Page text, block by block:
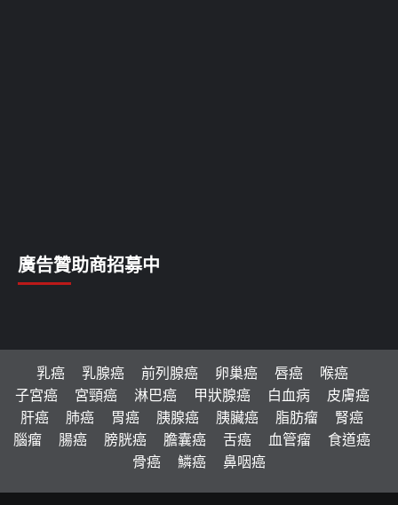
廣告贊助商招募中
乳癌 乳腺癌 前列腺癌 卵巢癌 唇癌
喉癌
子宮癌
宮頸癌 淋巴癌 甲狀腺癌 白血病
皮膚癌
肝癌
肺癌 胃癌 胰腺癌 胰臟癌 脂肪瘤
腎癌
腦瘤
腸癌 膀胱癌 膽囊癌 舌癌 血管瘤
食道癌
骨癌
鱗癌 鼻咽癌